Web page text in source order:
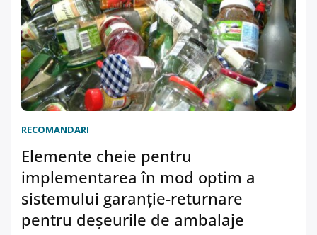
RECOMANDARI
Elemente cheie pentru
implementarea în mod optim a
sistemului garanție-returnare
pentru deșeurile de ambalaje